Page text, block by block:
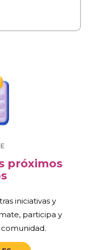
próximos
iniciativas y
participa y